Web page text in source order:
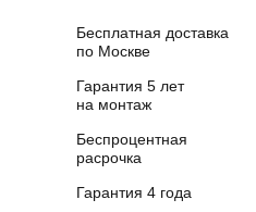
Бесплатная доставка
по Москве
Гарантия 5 лет
на монтаж
Беспроцентная
расрочка
Гарантия 4 года